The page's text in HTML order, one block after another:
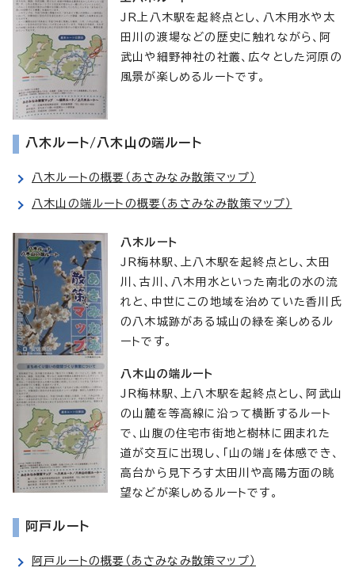
JR上八木駅を起終点とし、八木用水や太
田川の渡場などの歴史に触れながら、阿
武山や細野神社の社叢、広々とした河原の
風景が楽しめるルートです。
八木ルート/八木山の端ルート
八木ルートの概要（あさみなみ散策マップ）
八木山の端ルートの概要（あさみなみ散策マップ）
八木ルート
JR梅林駅、上八木駅を起終点とし、太田
川、古川、八木用水といった南北の水の流
れと、中世にこの地域を治めていた香川氏
の八木城跡がある城山の緑を楽しめるル
ートです。
八木山の端ルート
JR梅林駅、上八木駅を起終点とし、阿武山
の山麓を等高線に沿って横断するルート
で、山腹の住宅市街地と樹林に囲まれた
道が交互に出現し、「山の端」を体感でき、
高台から見下ろす太田川や高陽方面の眺
望などが楽しめるルートです。
阿戸ルート
阿戸ルートの概要（あさみなみ散策マップ）